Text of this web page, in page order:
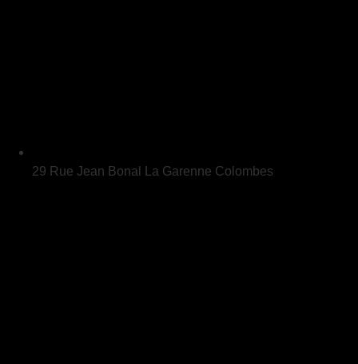
29 Rue Jean Bonal La Garenne Colombes